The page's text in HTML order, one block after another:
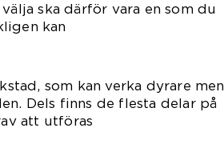
ska därför vara en som du
kan
som kan verka dyrare men
Dels finns de flesta delar på
att utföras